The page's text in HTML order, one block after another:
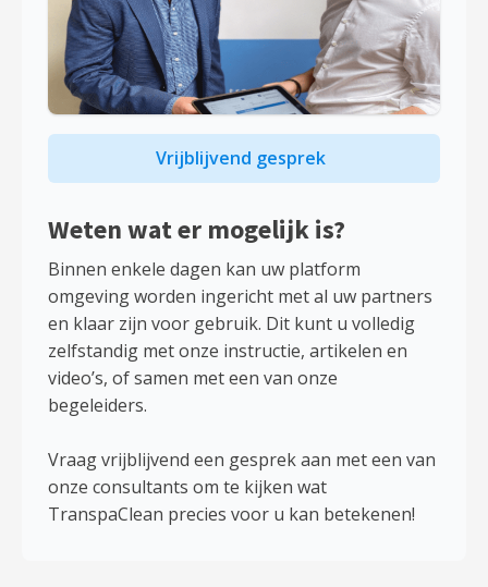
Vrijblijvend gesprek
Weten wat er mogelijk is?
Binnen enkele dagen kan uw platform
omgeving worden ingericht met al uw partners
en klaar zijn voor gebruik. Dit kunt u volledig
zelfstandig met onze instructie, artikelen en
video’s, of samen met een van onze
begeleiders.
Vraag vrijblijvend een gesprek aan met een van
onze consultants om te kijken wat
TranspaClean precies voor u kan betekenen!